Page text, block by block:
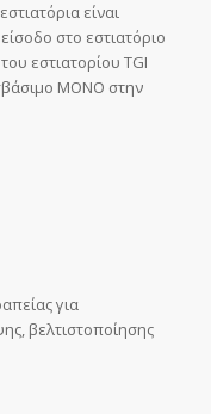
είναι
στο εστιατόριο
εστιατορίου TGI
ΜΟΝΟ στην
για
βελτιστοποίησης